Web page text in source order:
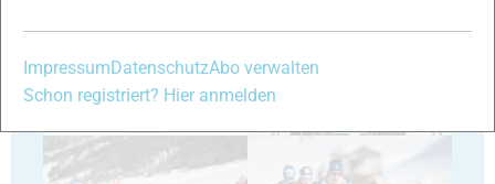
ImpressumDatenschutzAbo verwalten
Schon registriert? Hier anmelden